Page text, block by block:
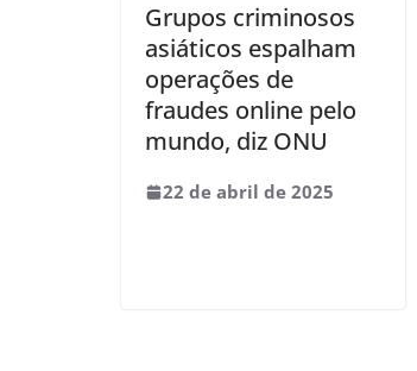
Grupos criminosos
asiáticos espalham
operações de
fraudes online pelo
mundo, diz ONU
22 de abril de 2025